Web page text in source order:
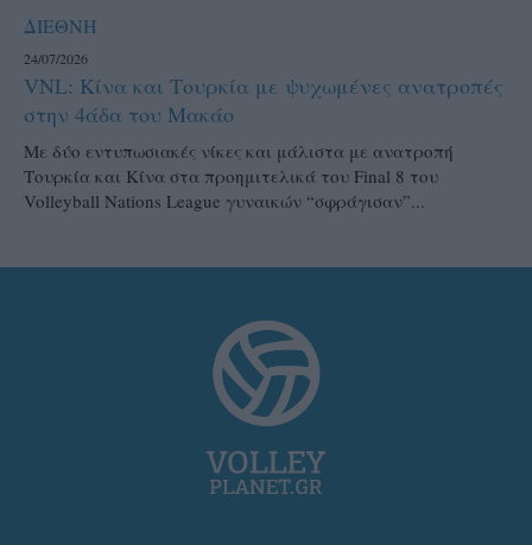
ΔΙΕΘΝΗ
24/07/2026
VNL: Κίνα και Τουρκία με ψυχωμένες ανατροπές
στην 4άδα του Μακάο
Με δύο εντυπωσιακές νίκες και μάλιστα με ανατροπή
Τουρκία και Κίνα στα προημιτελικά του Final 8 του
Volleyball Nations League γυναικών “σφράγισαν”...